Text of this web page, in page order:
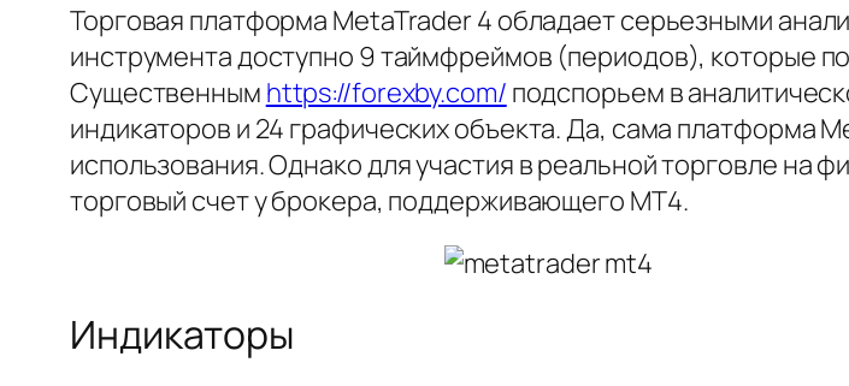
Торговая платформа MetaTrader 4 обладает серьезными
инструмента доступно 9 таймфреймов (периодов), которые
Существенным https://forexby.com/ подспорьем в
индикаторов и 24 графических объекта. Да, сама платформа
использования. Однако для участия в реальной торговле на
торговый счет у брокера, поддерживающего MT4.
Индикаторы